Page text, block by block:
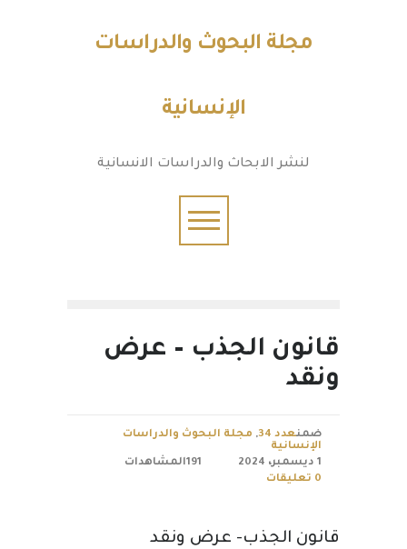
مجلة البحوث والدراسات
الإنسانية
لنشر الابحاث والدراسات الانسانية
قانون الجذب – عرض
ونقد
ضمنعدد 34 , مجلة البحوث والدراسات
الإنسانية
1 ديسمبر، 2024
191المشاهدات
0 تعليقات
قانون الجذب- عرض ونقد